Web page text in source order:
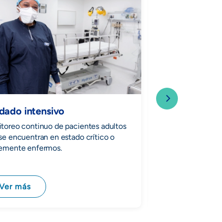
intensivo
continuo de pacientes adultos
encuentran en estado crítico o
enfermos.
más
Cirugía